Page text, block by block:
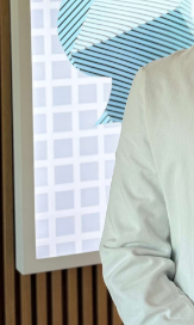
Παθήσεις
Όλες οι υπηρεσίες
Επικοινωνία
English